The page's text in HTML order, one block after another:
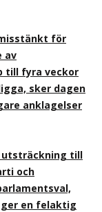
för
av
till fyra veckor
sker dagen
anklagelser
utsträckning till
och
en felaktig